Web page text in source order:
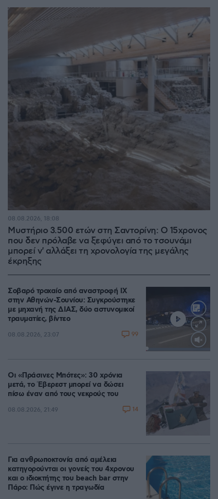
Μυστήριο 3.500 ετών στη Σαντορίνη: Ο 15χρονος
που δεν πρόλαβε να ξεφύγει από το τσουνάμι
μπορεί ν' αλλάξει τη χρονολογία της μεγάλης
έκρηξης
08.08.2026, 18:08
Σοβαρό τροχαίο από αναστροφή ΙΧ
στην Αθηνών-Σουνίου: Συγκρούστηκε
με μηχανή της ΔΙΑΣ, δύο αστυνομικοί
τραυματίες, βίντεο
08.08.2026, 23:07 99
Οι «Πράσινες Μπότες»: 30 χρόνια
μετά, το Έβερεστ μπορεί να δώσει
πίσω έναν από τους νεκρούς του
08.08.2026, 21:49 14
Για ανθρωποκτονία από αμέλεια
κατηγορούνται οι γονείς του 4χρονου
και ο ιδιοκτήτης του beach bar στην
Πάρο: Πώς έγινε η τραγωδία